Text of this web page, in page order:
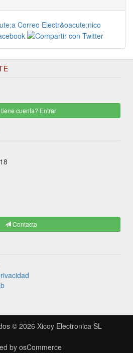
cuenta? Entrar
Contacto
© 2026 Xicoy Electronica SL
by osCommerce